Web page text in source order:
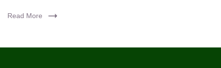
Read More